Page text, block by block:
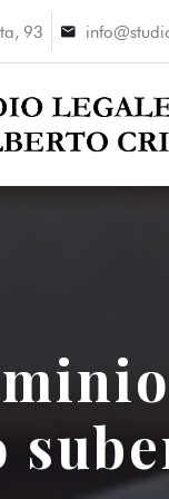
93